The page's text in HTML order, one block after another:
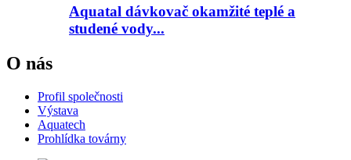
Aquatal dávkovač okamžité teplé a
studené vody...
O nás
Profil společnosti
Výstava
Aquatech
Prohlídka továrny